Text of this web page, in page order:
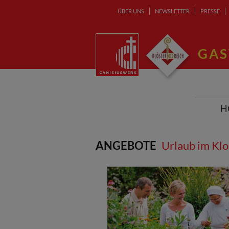
ÜBER UNS NEWSLETTER PRESSE
ANGEBOTE Urlaub im